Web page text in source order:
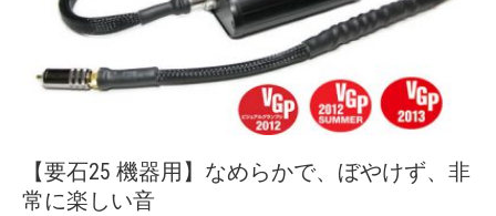
【要石25 機器用】なめらかで、ぼやけず、非
常に楽しい音